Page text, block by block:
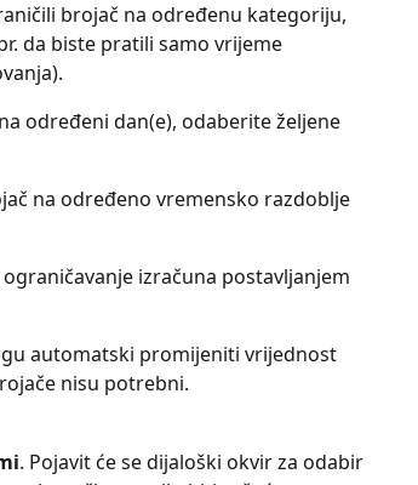
brojač na određenu kategoriju,
da biste pratili samo vrijeme
određeni dan(e), odaberite željene
na određeno vremensko razdoblje
ograničavanje izračuna postavljanjem
automatski promijeniti vrijednost
nisu potrebni.
. Pojavit će se dijaloški okvir za odabir